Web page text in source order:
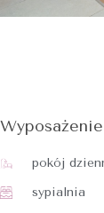
pokój
sypialnia